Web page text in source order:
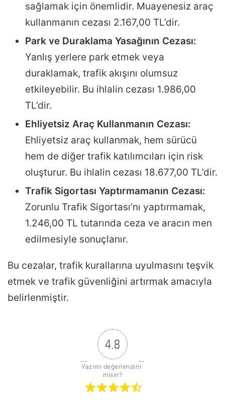
sağlamak için önemlidir. Muayenesiz araç
kullanmanın cezası 2.167,00 TL’dir.
Park ve Duraklama Yasağının Cezası:
Yanlış yerlere park etmek veya
duraklamak, trafik akışını olumsuz
etkileyebilir. Bu ihlalin cezası 1.986,00
TL’dir.
Ehliyetsiz Araç Kullanmanın Cezası:
Ehliyetsiz araç kullanmak, hem sürücü
hem de diğer trafik katılımcıları için risk
oluşturur. Bu ihlalin cezası 18.677,00 TL’dir.
Trafik Sigortası Yaptırmamanın Cezası:
Zorunlu Trafik Sigortası’nı yaptırmamak,
1.246,00 TL tutarında ceza ve aracın men
edilmesiyle sonuçlanır.
Bu cezalar, trafik kurallarına uyulmasını teşvik
etmek ve trafik güvenliğini artırmak amacıyla
belirlenmiştir.
4.8
Yazımı değerlendirir
misin?